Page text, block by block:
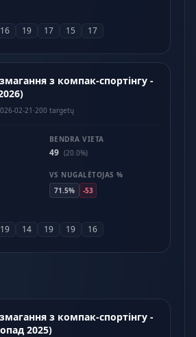
16 19 17 15 17
змагання з компак-спортінгу -
02-21 ·200 targetų
BENDRA VIETA
49 (20.0%)
VS NUGALĖTOJAS %
71.5%
-53
19 14 19 19 16
змагання з компак-спортінгу -
2025)